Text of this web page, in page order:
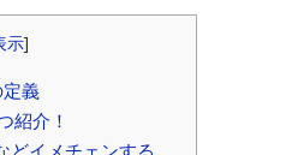
示]
義
紹介！